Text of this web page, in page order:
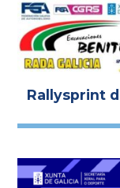
Rallysprint